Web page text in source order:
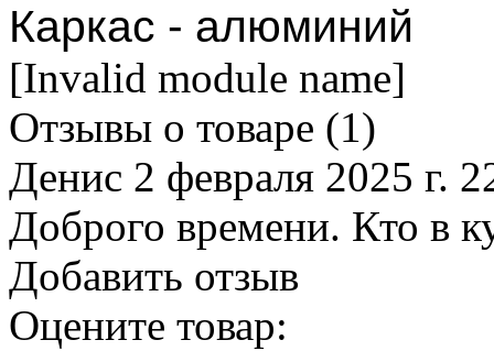
Каркас - алюминий
[Invalid module name]
Отзывы о товаре (1)
Денис 2 февраля 2025 г.
Доброго времени. Кто в
Добавить отзыв
Оцените товар: